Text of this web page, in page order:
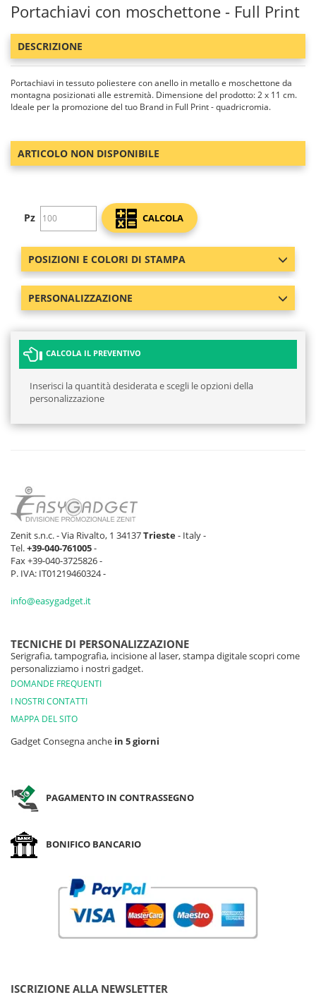
Portachiavi con moschettone - Full Print
DESCRIZIONE
Portachiavi in tessuto poliestere con anello in metallo e moschettone da
montagna posizionati alle estremità. Dimensione del prodotto: 2 x 11 cm.
Ideale per la promozione del tuo Brand in Full Print - quadricromia.
ARTICOLO NON DISPONIBILE
Pz CALCOLA
POSIZIONI E COLORI DI STAMPA
PERSONALIZZAZIONE
CALCOLA IL PREVENTIVO
Inserisci la quantità desiderata e scegli le opzioni della
personalizzazione
Zenit s.n.c. - Via Rivalto, 1 34137Trieste- Italy -
Tel.+39-040-761005-
Fax +39-040-3725826 -
P. IVA: IT01219460324 -
info@easygadget.it
TECNICHE DI PERSONALIZZAZIONE
Serigrafia, tampografia, incisione al laser, stampa digitale scopri come
personalizziamo i nostri gadget.
DOMANDE FREQUENTI
I NOSTRI CONTATTI
MAPPA DEL SITO
Gadget Consegna anche in 5 giorni
PAGAMENTO IN CONTRASSEGNO
BONIFICO BANCARIO
ISCRIZIONE ALLA NEWSLETTER